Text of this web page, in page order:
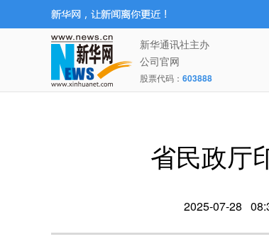
新华通讯社主办
公司官网
股票代码： 603888
省民政厅
2025-07-28